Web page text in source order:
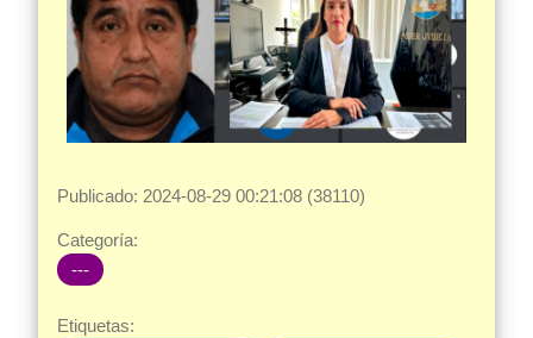
Publicado: 2024-08-29 00:21:08 (38110)
Categoría:
---
Etiquetas: